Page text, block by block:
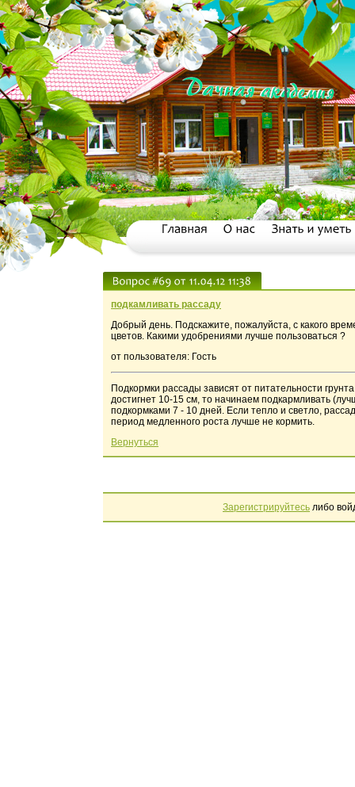
подкамливать рассаду
Добрый день. Подскажите, пожалуйста, с какого
цветов. Какими удобрениями лучше пользоваться ?
от пользователя: Гость
Подкормки рассады зависят от питательности
достигнет 10-15 см, то начинаем подкармливать
подкормками 7 - 10 дней. Если тепло и светло,
период медленного роста лучше не кормить.
Вернуться
Зарегистрируйтесь либо